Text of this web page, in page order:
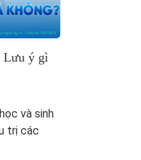
Lưu ý gì
và sinh
trị các